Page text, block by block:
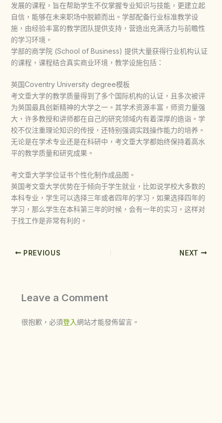
发展的课程，旨在帮助学生不仅掌握专业知识与技能，更建立起
自信，能够在未来职场中脱颖而出。学部配备行业标准教学设
施，由经验丰富的教学团队提供支持，营造出充满活力与前瞻性
的学习环境。
学部的商学院 (School of Business) 提供大量获得行业机构认证
的课程，课程结合真实商业环境，教学设施包括：
英国Coventry University degree模板
考文垂大学的教学质量得到了多个国际机构的认证，且多次被评
为英国最具创新精神的大学之一。其学术资源丰富，师资力量强
大，许多教授和讲师都在自己的研究领域内有着深厚的造诣。学
校不仅注重理论知识的传授，还特别强调实践操作能力的培养。
无论是在学术专业还是在科研中，考文垂大学都始终保持着高水
平的教学质量和研究成果。
考文垂大学学位证书个性化制作成品图。
英国考文垂大学优势在于倾向于学生就业，比如说学校大多数的
本科专业，学生可以选择三年或者四年的学习，如果选择四年的
学习，那么学生在本科第三年的时候，会有一年的实习，这样对
于找工作是非常有利的。
PREVIOUS NEXT
Leave a Comment
很抱歉，必須登入網站才能發佈留言。